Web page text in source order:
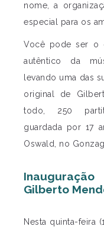
nome, a
especial para os
Você pode ser o
autêntico da
levando uma das
original de
todo, 250
guardada por 17
Oswald, no
Gilberto
Nesta quinta-feira